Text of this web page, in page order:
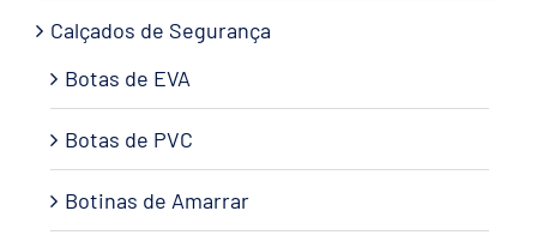
Calçados de Segurança
Botas de EVA
Botas de PVC
Botinas de Amarrar